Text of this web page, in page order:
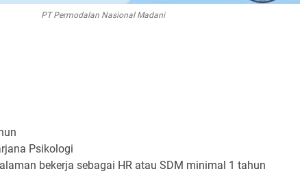
PT Permodalan Nasional Madani
Psikologi
bekerja sebagai HR atau SDM minimal 1 tahun